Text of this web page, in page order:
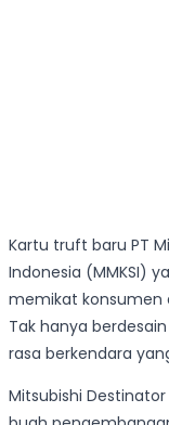
Kartu truft baru PT
Indonesia (MMKSI)
memikat konsumen
Tak hanya
rasa berkendara
Mitsubishi